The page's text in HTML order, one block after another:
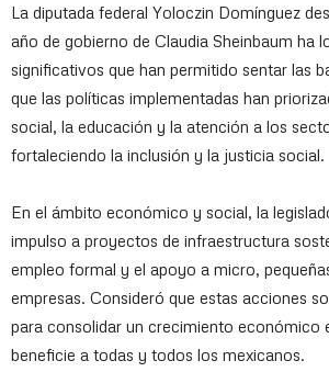
La diputada federal Yoloczin Domínguez
año de gobierno de Claudia Sheinbaum ha
significativos que han permitido sentar las
que las políticas implementadas han
social, la educación y la atención a los
fortaleciendo la inclusión y la justicia social.
En el ámbito económico y social, la
impulso a proyectos de infraestructura
empleo formal y el apoyo a micro,
empresas. Consideró que estas acciones
para consolidar un crecimiento económico
beneficie a todas y todos los mexicanos.